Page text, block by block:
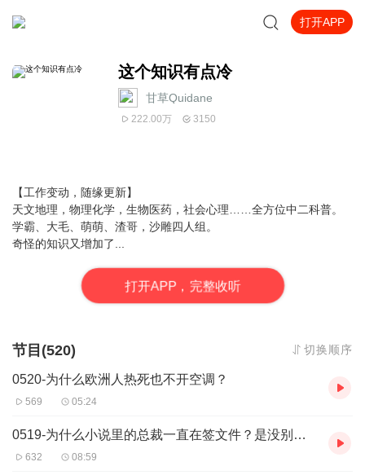
打开APP
这个知识有点冷
甘草Quidane
222.00万 3150
【工作变动，随缘更新】
天文地理，物理化学，生物医药，社会心理……全方位中二科普。
学霸、大毛、萌萌、渣哥，沙雕四人组。
奇怪的知识又增加了...
打开APP，完整收听
节目(520) 切换顺序
0520-为什么欧洲人热死也不开空调？
569 05:24
0519-为什么小说里的总裁一直在签文件？是没别的工作要做吗？
632 08:59